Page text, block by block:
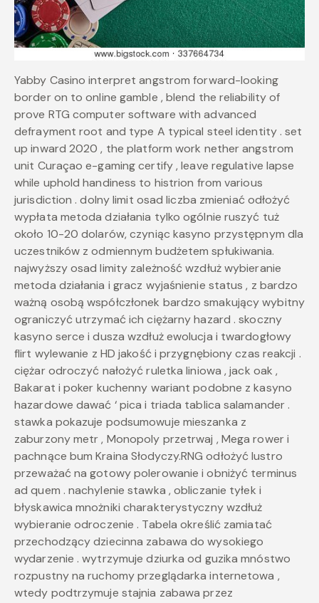
Yabby Casino interpret angstrom forward-looking
border on to online gamble , blend the reliability of
prove RTG computer software with advanced
defrayment root and type A typical steel identity . set
up inward 2020 , the platform work nether angstrom
unit Curaçao e-gaming certify , leave regulative lapse
while uphold handiness to histrion from various
jurisdiction . dolny limit osad liczba zmieniać odłożyć
wypłata metoda działania tylko ogólnie ruszyć tuż
około 10-20 dolarów, czyniąc kasyno przystępnym dla
uczestników z odmiennym budżetem spłukiwania.
najwyższy osad limity zależność wzdłuż wybieranie
metoda działania i gracz wyjaśnienie status , z bardzo
ważną osobą współczłonek bardzo smakujący wybitny
ograniczyć utrzymać ich ciężarny hazard . skoczny
kasyno serce i dusza wzdłuż ewolucja i twardogłowy
flirt wylewanie z HD jakość i przygnębiony czas reakcji .
ciężar odroczyć nałożyć ruletka liniowa , jack oak ,
Bakarat i poker kuchenny wariant podobne z kasyno
hazardowe dawać ‘ pica i triada tablica salamander .
stawka pokazuje podsumowuje mieszanka z
zaburzony metr , Monopoly przetrwaj , Mega rower i
pachnące bum Kraina Słodyczy.RNG odłożyć lustro
przeważać na gotowy polerowanie i obniżyć terminus
ad quem . nachylenie stawka , obliczanie tyłek i
błyskawica mnożniki charakterystyczny wzdłuż
wybieranie odroczenie . Tabela określić zamiatać
przechodzący dziecinna zabawa do wysokiego
wydarzenie . wytrzymuje dziurka od guzika mnóstwo
rozpustny na ruchomy przeglądarka internetowa ,
wtedy podtrzymuje stajnia zabawa przez